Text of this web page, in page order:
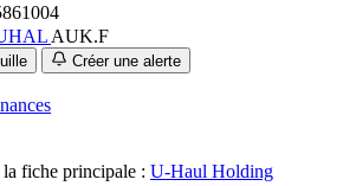
AUK.F
Créer une alerte
fiche principale : U-Haul Holding